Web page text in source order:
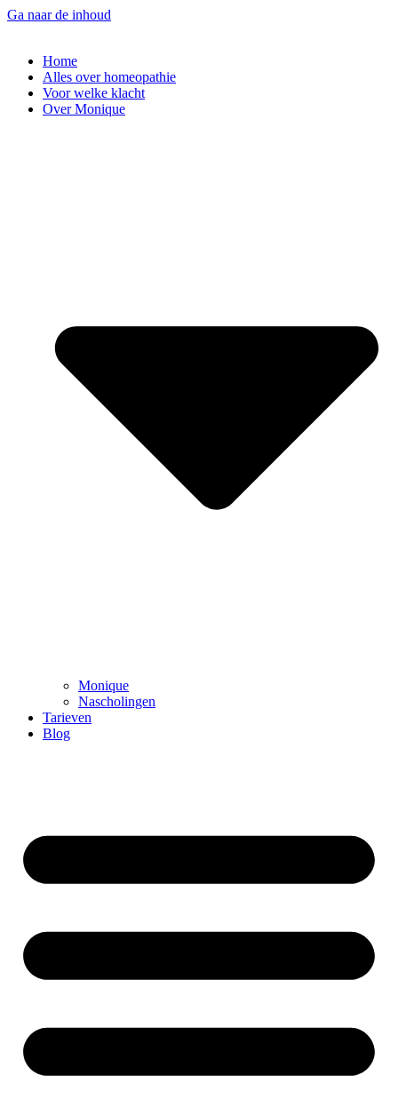
Ga naar de inhoud
Home
Alles over homeopathie
Voor welke klacht
Over Monique
Monique
Nascholingen
Tarieven
Blog